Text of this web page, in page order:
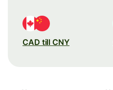
CAD till CNY